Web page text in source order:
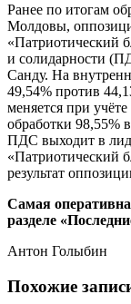
Ранее по итогам
Молдовы,
«Патриотический
и солидарности
Санду. На
49,54% против
меняется при
обработки 98,55%
ПДС выходит в
«Патриотический
результат
Самая
разделе
Антон Голыбин
Похожие